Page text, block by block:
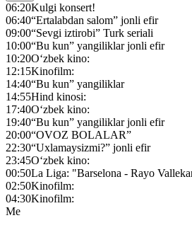
06:20Kulgi konsert!
06:40“Ertalabdan salom” jonli efir
09:00“Sevgi iztirobi” Turk seriali
10:00“Bu kun” yangiliklar jonli efir
10:20O‘zbek kino:
12:15Kinofilm:
14:40“Bu kun” yangiliklar
14:55Hind kinosi:
17:40O‘zbek kino:
19:40“Bu kun” yangiliklar jonli efir
20:00“OVOZ BOLALAR”
22:30“Uxlamaysizmi?” jonli efir
23:45O‘zbek kino:
00:50La Liga: "Barselona - Rayo
02:50Kinofilm:
04:30Kinofilm:
Me